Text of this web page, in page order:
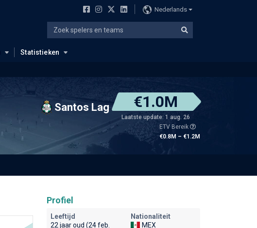
Nederlands
Statistieken
Santos Lag €1.0M
Laatste update: 1 aug. 26
ETV Bereik
€0.8M – €1.2M
Profiel
Leeftijd
22 jaar oud (24 feb.
Nationaliteit
MEX